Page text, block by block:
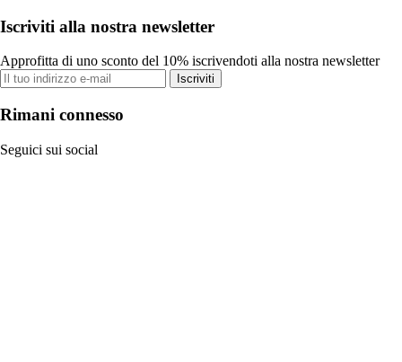
Iscriviti alla nostra newsletter
Approfitta di uno sconto del 10% iscrivendoti alla nostra newsletter
Iscriviti
Rimani connesso
Seguici sui social